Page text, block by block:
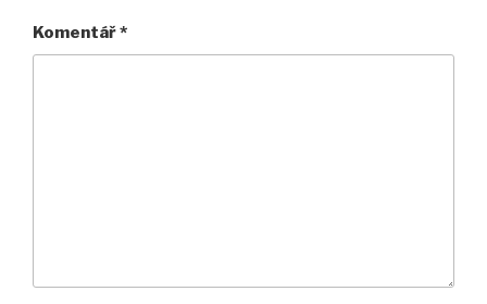
Komentář*